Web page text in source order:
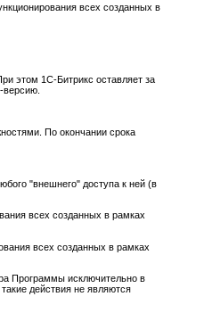
всех созданных в
этом 1С-Битрикс оставляет за
версию.
По окончании срока
"внешнего" доступа к ней (в
всех созданных в рамках
всех созданных в рамках
Программы исключительно в
действия не являются